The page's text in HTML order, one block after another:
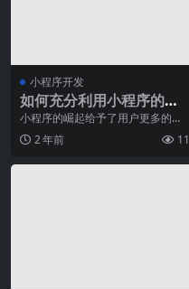
小程序开发
如何充分利用小程序的个
性化推送功能？
小程序的崛起给予了用户更多的便
利和个性化服务，而其中非常重要
的一项功能就是个性化
2 年前 11